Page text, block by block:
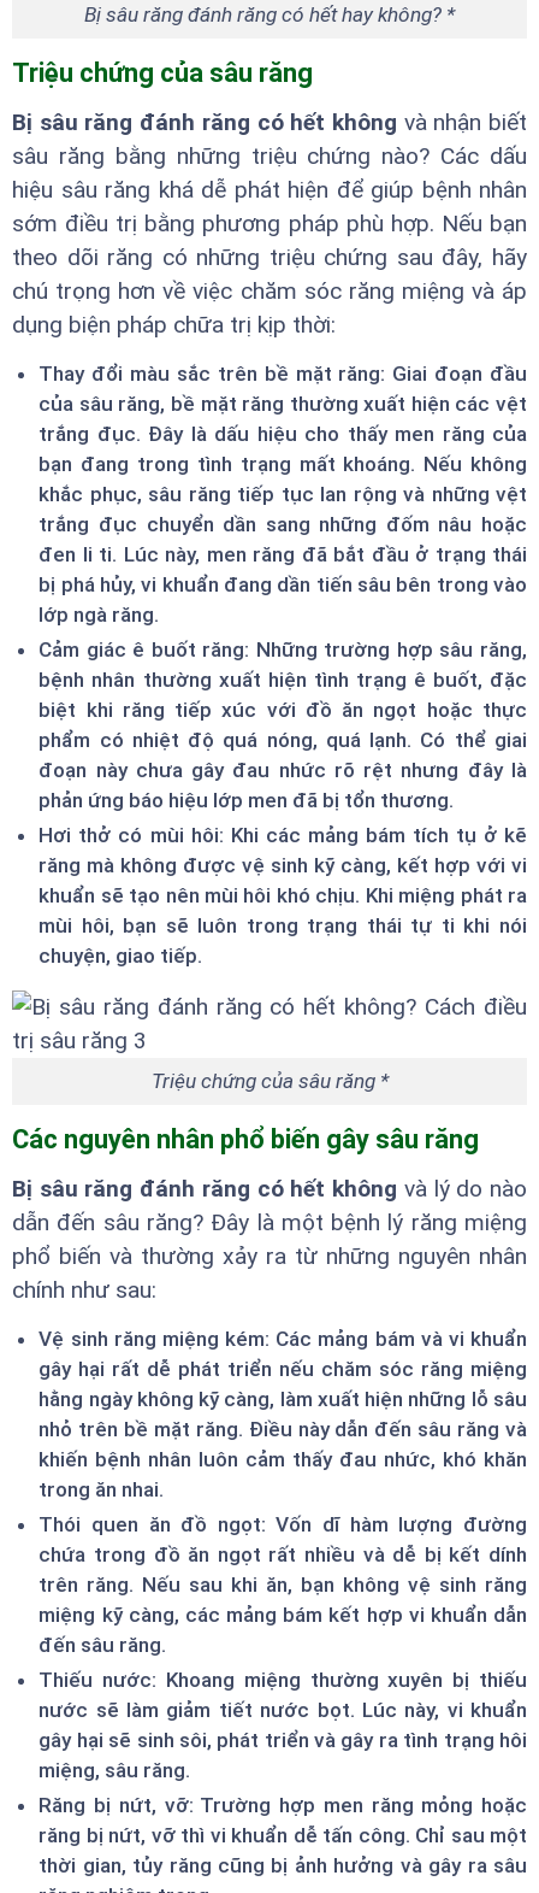
Bị sâu răng đánh răng có hết hay không? *
Triệu chứng của sâu răng
Bị sâu răng đánh răng có hết không và nhận biết
sâu răng bằng những triệu chứng nào? Các dấu
hiệu sâu răng khá dễ phát hiện để giúp bệnh nhân
sớm điều trị bằng phương pháp phù hợp. Nếu bạn
theo dõi răng có những triệu chứng sau đây, hãy
chú trọng hơn về việc chăm sóc răng miệng và áp
dụng biện pháp chữa trị kịp thời:
Thay đổi màu sắc trên bề mặt răng: Giai đoạn đầu
của sâu răng, bề mặt răng thường xuất hiện các vệt
trắng đục. Đây là dấu hiệu cho thấy men răng của
bạn đang trong tình trạng mất khoáng. Nếu không
khắc phục, sâu răng tiếp tục lan rộng và những vệt
trắng đục chuyển dần sang những đốm nâu hoặc
đen li ti. Lúc này, men răng đã bắt đầu ở trạng thái
bị phá hủy, vi khuẩn đang dần tiến sâu bên trong vào
lớp ngà răng.
Cảm giác ê buốt răng: Những trường hợp sâu răng,
bệnh nhân thường xuất hiện tình trạng ê buốt, đặc
biệt khi răng tiếp xúc với đồ ăn ngọt hoặc thực
phẩm có nhiệt độ quá nóng, quá lạnh. Có thể giai
đoạn này chưa gây đau nhức rõ rệt nhưng đây là
phản ứng báo hiệu lớp men đã bị tổn thương.
Hơi thở có mùi hôi: Khi các mảng bám tích tụ ở kẽ
răng mà không được vệ sinh kỹ càng, kết hợp với vi
khuẩn sẽ tạo nên mùi hôi khó chịu. Khi miệng phát ra
mùi hôi, bạn sẽ luôn trong trạng thái tự ti khi nói
chuyện, giao tiếp.
Triệu chứng của sâu răng *
Các nguyên nhân phổ biến gây sâu răng
Bị sâu răng đánh răng có hết không và lý do nào
dẫn đến sâu răng? Đây là một bệnh lý răng miệng
phổ biến và thường xảy ra từ những nguyên nhân
chính như sau:
Vệ sinh răng miệng kém: Các mảng bám và vi khuẩn
gây hại rất dễ phát triển nếu chăm sóc răng miệng
hằng ngày không kỹ càng, làm xuất hiện những lỗ sâu
nhỏ trên bề mặt răng. Điều này dẫn đến sâu răng và
khiến bệnh nhân luôn cảm thấy đau nhức, khó khăn
trong ăn nhai.
Thói quen ăn đồ ngọt: Vốn dĩ hàm lượng đường
chứa trong đồ ăn ngọt rất nhiều và dễ bị kết dính
trên răng. Nếu sau khi ăn, bạn không vệ sinh răng
miệng kỹ càng, các mảng bám kết hợp vi khuẩn dẫn
đến sâu răng.
Thiếu nước: Khoang miệng thường xuyên bị thiếu
nước sẽ làm giảm tiết nước bọt. Lúc này, vi khuẩn
gây hại sẽ sinh sôi, phát triển và gây ra tình trạng hôi
miệng, sâu răng.
Răng bị nứt, vỡ: Trường hợp men răng mỏng hoặc
răng bị nứt, vỡ thì vi khuẩn dễ tấn công. Chỉ sau một
thời gian, tủy răng cũng bị ảnh hưởng và gây ra sâu